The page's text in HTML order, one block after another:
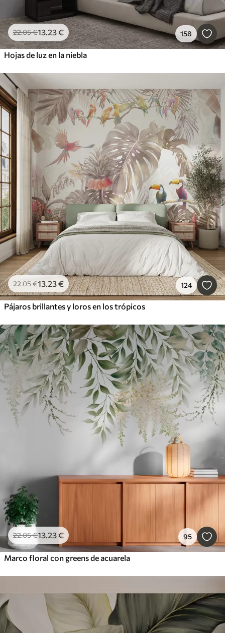
22.05€13.23€ 158
Hojas de luz en la niebla
22.05€13.23€ 124
Pájaros brillantes y loros en los trópicos
22.05€13.23€ 95
Marco floral con greens de acuarela